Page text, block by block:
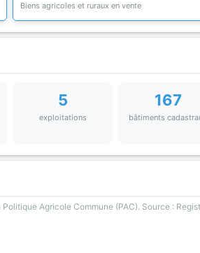
Biens agricoles et ruraux en vente
5
exploitations
167
bâtiments
Agricole Commune (PAC). Source :